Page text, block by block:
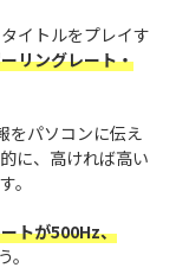
イトルをプレイす
リングレート・
をパソコンに伝え
に、高ければ高い
。
トが500Hz、